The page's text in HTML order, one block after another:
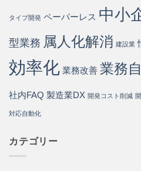
は
タイプ開発 ペーパーレス 中小
型業務 属人化解消 建設業
効率化 業務改善 業務
社内FAQ 製造業DX 開発コスト削減
対応自動化
カテゴリー